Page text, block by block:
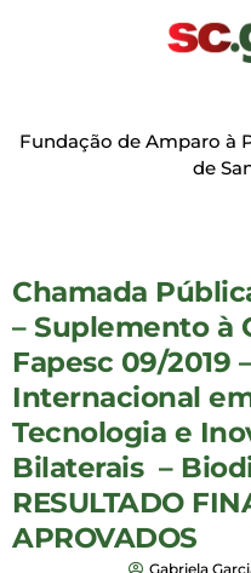
Fundação de Amparo à
de
Chamada
– Suplemento à
Fapesc 09/2019
Internacional
Tecnologia e
Bilaterais –
RESULTADO
APROVADOS
Gabriela